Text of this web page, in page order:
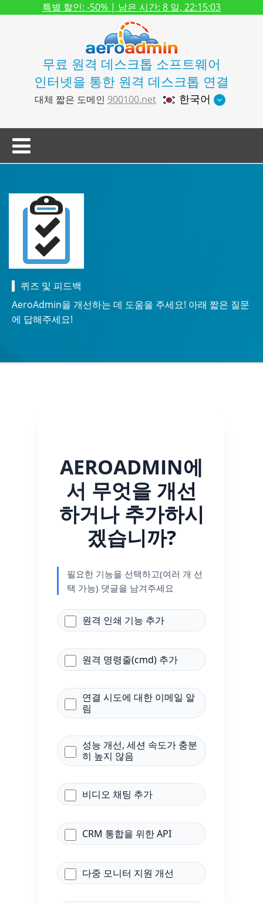
특별 할인: -50% | 남은 시간: 8 일, 22:15:02
무료 원격 데스크톱 소프트웨어
인터넷을 통한 원격 데스크톱 연결
대체 짧은 도메인 900100.net 한국어
퀴즈 및 피드백
AeroAdmin을 개선하는 데 도움을 주세요! 아래 짧은 질문
에 답해주세요!
AEROADMIN에
서 무엇을 개선
하거나 추가하시
겠습니까?
필요한 기능을 선택하고(여러 개 선
택 가능) 댓글을 남겨주세요
원격 인쇄 기능 추가
원격 명령줄(cmd) 추가
연결 시도에 대한 이메일 알
림
성능 개선, 세션 속도가 충분
히 높지 않음
비디오 채팅 추가
CRM 통합을 위한 API
다중 모니터 지원 개선